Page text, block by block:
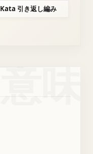
Kata 引き返し編み
意味